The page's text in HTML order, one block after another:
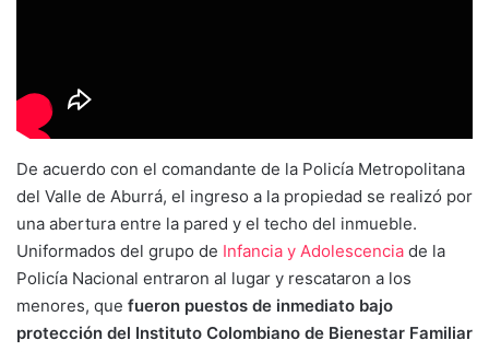
De acuerdo con el comandante de la Policía Metropolitana
del Valle de Aburrá, el ingreso a la propiedad se realizó por
una abertura entre la pared y el techo del inmueble.
Uniformados del grupo de Infancia y Adolescencia de la
Policía Nacional entraron al lugar y rescataron a los
menores, que fueron puestos de inmediato bajo
protección del Instituto Colombiano de Bienestar Familiar